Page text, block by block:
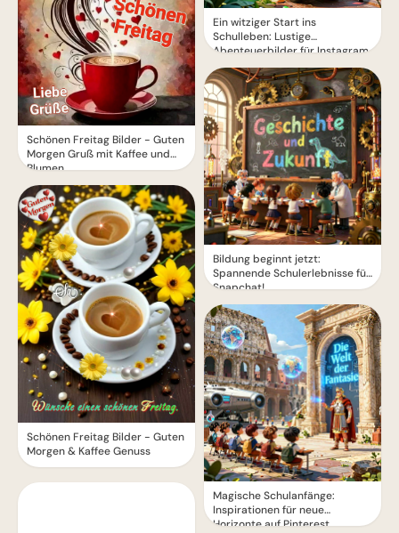
Schönen Freitag Bilder - Guten
Morgen Gruß mit Kaffee und
Blumen
Schönen Freitag Bilder - Guten
Morgen & Kaffee Genuss
Ein witziger Start ins
Schulleben: Lustige
Abenteuerbilder für Instagram
Bildung beginnt jetzt:
Spannende Schulerlebnisse für
Snapchat!
Magische Schulanfänge:
Inspirationen für neue
Horizonte auf Pinterest